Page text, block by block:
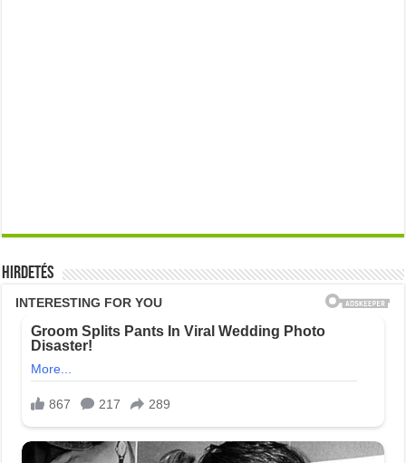
Hirdetés